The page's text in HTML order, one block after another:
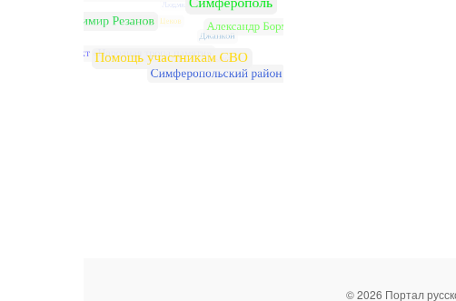
© 2026 Портал